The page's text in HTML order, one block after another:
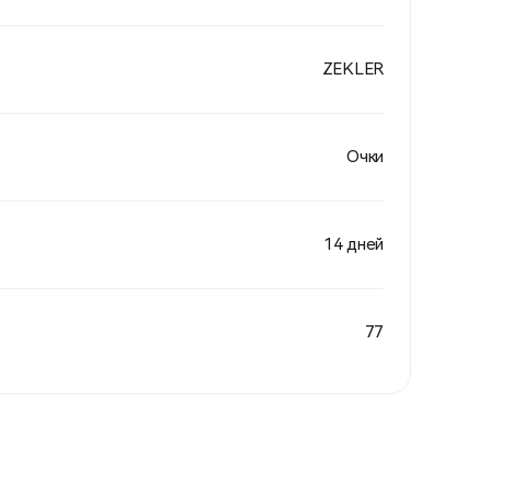
ZEKLER
Очки
14 дней
77